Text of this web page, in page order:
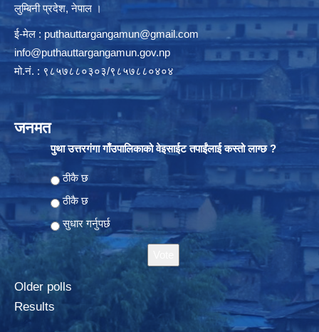
लुम्बिनी प्रदेश, नेपाल ।
ई-मेल : puthauttargangamun@gmail.com
info@puthauttargangamun.gov.np
मो.नं. : ९८५७८८०३०३/९८५७८८०४०४
जनमत
पुथा उत्तरगंगा गाँउपालिकाको वेइसाईट तपाईंलाई कस्तो लाग्छ ?
Choices
ठीकै छ
ठीकै छ
सुधार गर्नुपर्छ
Older polls
Results